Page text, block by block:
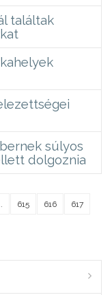
találtak
súlyos
dolgoznia
615 616 617